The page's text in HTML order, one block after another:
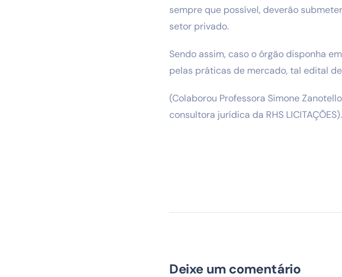
sempre que possível, deverão
setor privado.
Sendo assim, caso o órgão disponha
pelas práticas de mercado, tal edital
(Colaborou Professora Simone
consultora jurídica da RHS LICITAÇÕES).
Deixe um comentário